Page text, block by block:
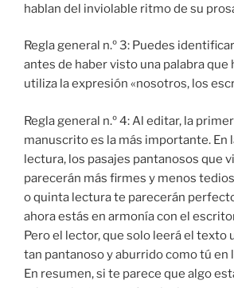
hablan del inviolable ritmo de su
Regla general n.º 3: Puedes
antes de haber visto una palabra que
utiliza la expresión «nosotros, los
Regla general n.º 4: Al editar, la
manuscrito es la más importante. En
lectura, los pasajes pantanosos que
parecerán más firmes y menos
o quinta lectura te parecerán
ahora estás en armonía con el
Pero el lector, que solo leerá el texto
tan pantanoso y aburrido como tú en
En resumen, si te parece que algo